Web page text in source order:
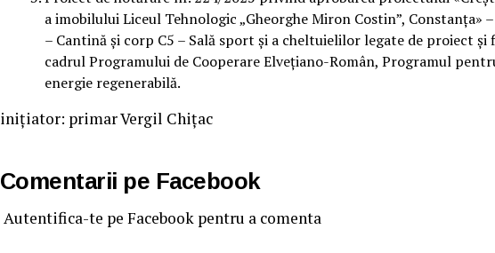
a imobilului Liceul Tehnologic „Gheorghe Miron Costin”, Constanța»
– Cantină și corp C5 – Sală sport și a cheltuielilor legate de proiect
cadrul Programului de Cooperare Elvețiano-Român, Programul
energie regenerabilă.
iniţiator: primar Vergil Chiţac
Comentarii pe Facebook
Autentifica-te pe Facebook pentru a comenta